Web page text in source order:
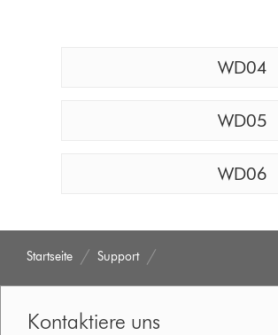
WD04
WD05
WD06
Startseite Support
Kontaktiere uns